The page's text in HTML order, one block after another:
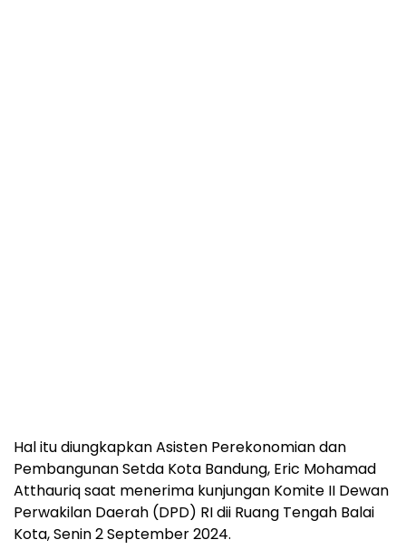
Hal itu diungkapkan Asisten Perekonomian dan
Pembangunan Setda Kota Bandung, Eric Mohamad
Atthauriq saat menerima kunjungan Komite II Dewan
Perwakilan Daerah (DPD) RI dii Ruang Tengah Balai
Kota, Senin 2 September 2024.